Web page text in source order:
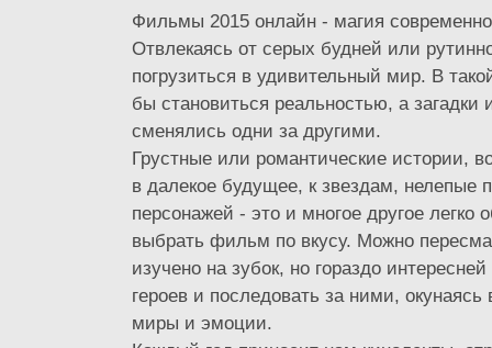
Фильмы 2015 онлайн - магия
Отвлекаясь от серых будней или
погрузиться в удивительный мир. В
бы становиться реальностью, а загадки
сменялись одни за другими.
Грустные или романтические истории,
в далекое будущее, к звездам, нелепые
персонажей - это и многое другое легко
выбрать фильм по вкусу. Можно
изучено на зубок, но гораздо
героев и последовать за ними, окунаясь
миры и эмоции.